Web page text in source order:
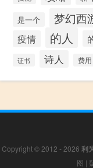
是一个 梦幻西
疫情 的人
证书 诗人 费用
Copyright © 2012 - 2026 利
图 |